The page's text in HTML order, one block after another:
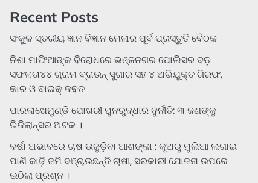
Recent Posts
ସଂକୁଳ ସ୍ତରୀୟ ଜ୍ଞାନ ବିଜ୍ଞାନ ମେଳାର ପୂର୍ବ ପ୍ରସ୍ତୁତି ବୈଠକ
ନିଶା ମାଫିଆଙ୍କ ବିରୋଧରେ ଭଞ୍ଜନଗର ପୋଲିସର ବଡ଼
ସଫଳତା୪୪ ଗ୍ରାମ ବ୍ରାଉନ୍ ସୁଗାର ସହ ୪ ଅଭିଯୁକ୍ତ ଗିରଫ,
କାର ଓ ବାଇକ୍ ଜବତ
ପାରଳାଖେମୁଣ୍ଡି ପୋଖରୀ ପୁନରୁଦ୍ଧାର ଦୁର୍ନୀତି: ୩ ଜଣଙ୍କୁ
ଭିଜିଲାନ୍ସର ଅଟକ ।
ବର୍ଷା ଅଭାବରେ ଚାଷ ଉଜୁଡ଼ିବା ଆଶଙ୍କା : କୂଅରୁ ମୁଲିଆ ଲଗାଇ
ପାଣି କାଢ଼ି ଜମି ବଞ୍ଚାଉଛନ୍ତି ଚାଷୀ, ସରକାରୀ ଯୋଜନା ଉପରେ
ଉଠିଲା ପ୍ରଶ୍ନ ।